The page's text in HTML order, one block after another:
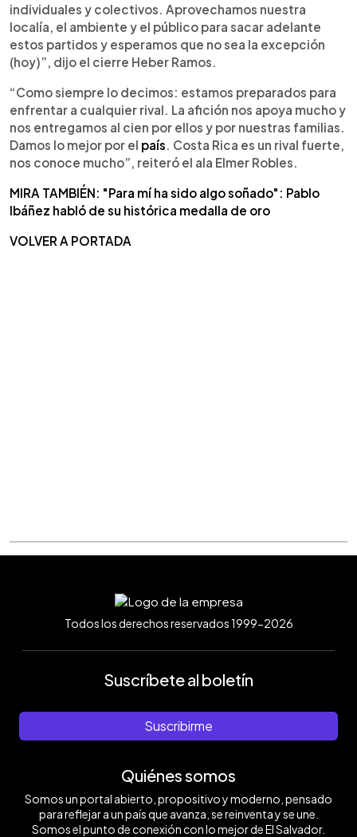
individuales y colectivos. Aprovechamos nuestra
localía, el ambiente y el público para sacar adelante
estos partidos y esperamos que no sea la excepción
(hoy)”, dijo el cierre Heber Ramos.
“Como siempre lo decimos: estamos preparados para
enfrentar a cualquier rival. La afición nos apoya mucho y
nos entregamos al cien por ellos y por nuestras familias.
Damos lo mejor por el país. Costa Rica es un rival fuerte,
nos conoce mucho”, reiteró el ala Elmer Robles.
MIRA TAMBIÉN: "Para mí ha sido algo soñado": Pablo
Ibáñez habló de su histórica medalla de oro
VOLVER A PORTADA
Todos los derechos reservados 1999-2026
Suscríbete al boletín
Suscribirme
Quiénes somos
Somos un portal abierto, propositivo y moderno, pensado
para reflejar a un país que avanza, se reinventa y se une.
Somos el punto de conexión con lo mejor de El Salvador.